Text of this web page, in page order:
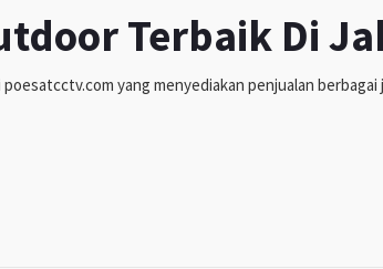
Terbaik Di
yang menyediakan penjualan berbagai